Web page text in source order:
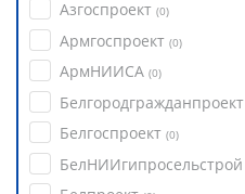
Азгоспроект (0)
Армгоспроект (0)
АрмНИИСА (0)
Белгородгражданпроект
Белгоспроект (0)
БелНИИгипросельстрой